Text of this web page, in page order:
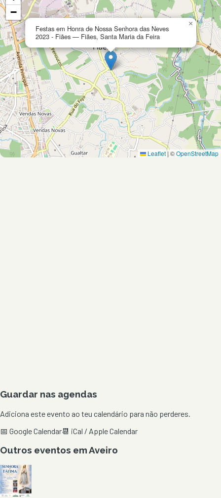
Festas em Honra de Nossa Senhora das Neves
2023 - Fiães — Fiães, Santa Maria da Feira
×
−
Leaflet|©OpenStreetMap
Guardar nas agendas
Adiciona este evento ao teu calendário para não perderes.
📅 Google Calendar📆 iCal / Apple Calendar
Outros eventos emAveiro